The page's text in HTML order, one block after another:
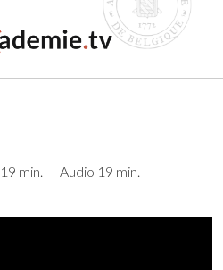
min. — Audio 19 min.